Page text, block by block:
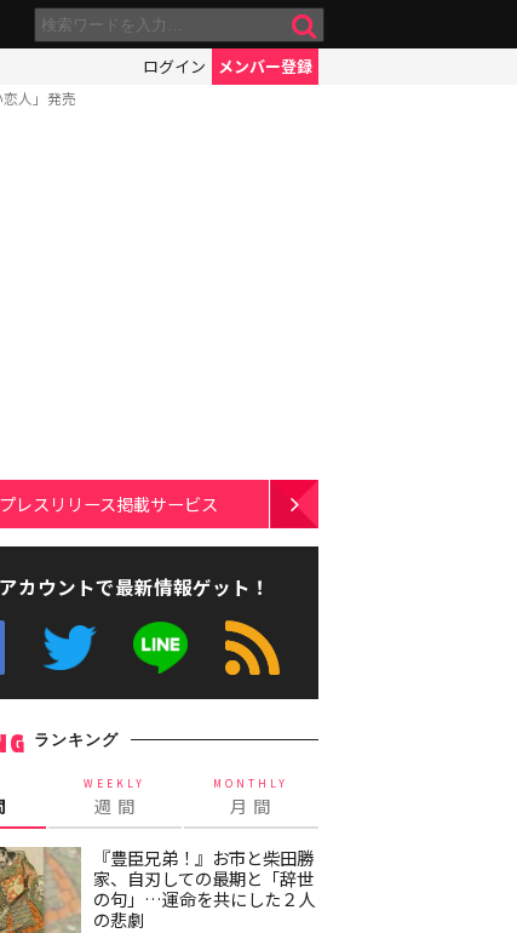
ログイン メンバー登録
人」発売
プレスリリース掲載サービス
カウントで最新情報ゲット！
ランキング
WEEKLY
週 間
MONTHLY
月 間
『豊臣兄弟！』お市と柴田勝
家、自刃しての最期と「辞世
の句」…運命を共にした２人
の悲劇